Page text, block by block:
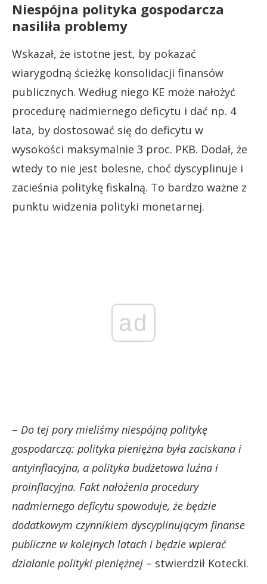
Niespójna polityka gospodarcza
nasiliła problemy
Wskazał, że istotne jest, by pokazać
wiarygodną ścieżkę konsolidacji finansów
publicznych. Według niego KE może nałożyć
procedurę nadmiernego deficytu i dać np. 4
lata, by dostosować się do deficytu w
wysokości maksymalnie 3 proc. PKB. Dodał, że
wtedy to nie jest bolesne, choć dyscyplinuje i
zacieśnia politykę fiskalną. To bardzo ważne z
punktu widzenia polityki monetarnej.
ad
– Do tej pory mieliśmy niespójną politykę
gospodarczą: polityka pieniężna była zaciskana i
antyinflacyjna, a polityka budżetowa luźna i
proinflacyjna. Fakt nałożenia procedury
nadmiernego deficytu spowoduje, że będzie
dodatkowym czynnikiem dyscyplinującym finanse
publiczne w kolejnych latach i będzie wpierać
działanie polityki pieniężnej – stwierdził Kotecki.